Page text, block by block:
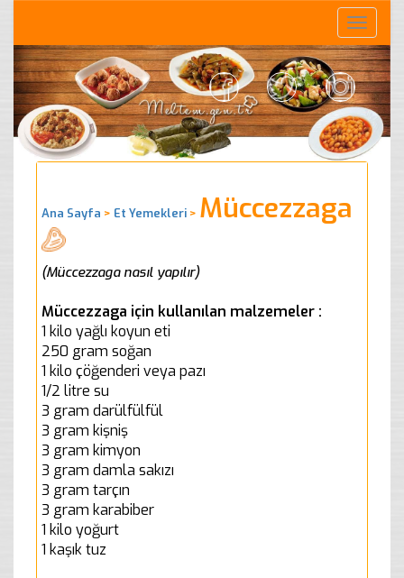
Toggle
Ana Sayfa > Et Yemekleri > Müccezzaga
(Müccezzaga nasıl yapılır)
Müccezzaga için kullanılan malzemeler :
1 kilo yağlı koyun eti
250 gram soğan
1 kilo çöğenderi veya pazı
1/2 litre su
3 gram darülfülfül
3 gram kişniş
3 gram kimyon
3 gram damla sakızı
3 gram tarçın
3 gram karabiber
1 kilo yoğurt
1 kaşık tuz